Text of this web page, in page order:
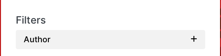
Filters
Author